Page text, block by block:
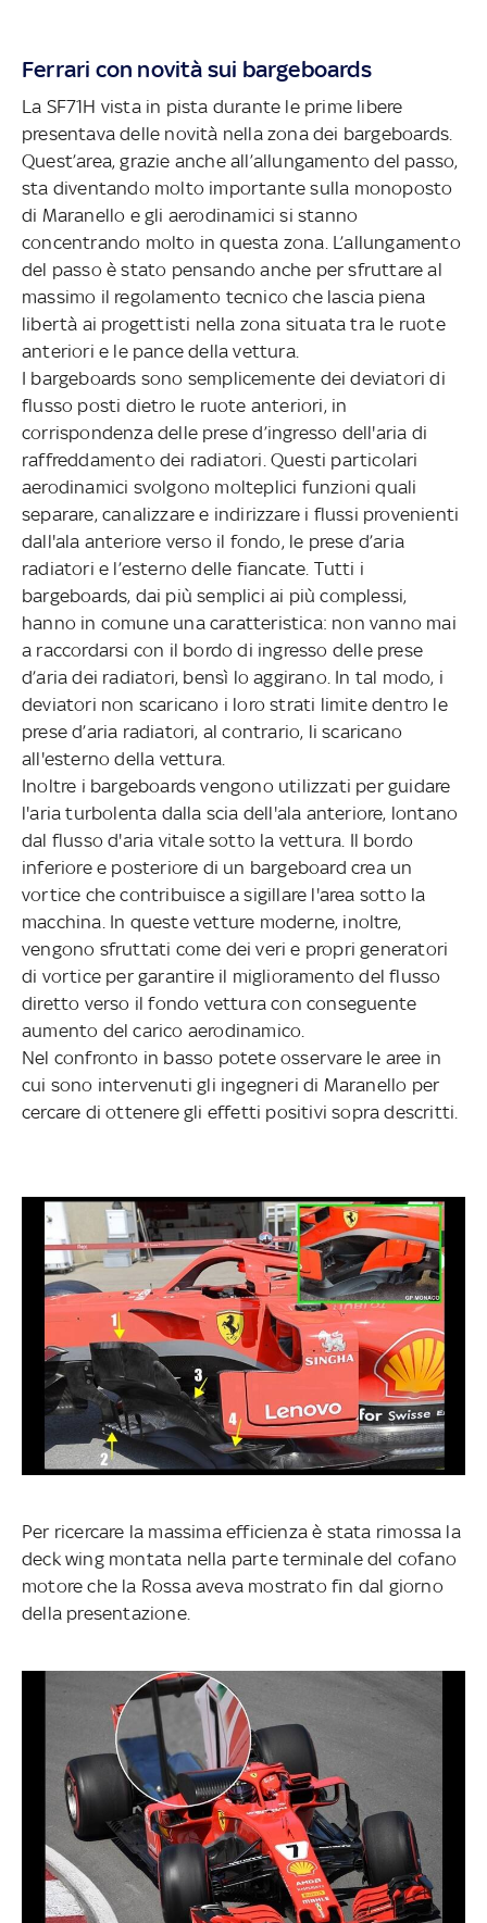
Ferrari con novità sui bargeboards
La SF71H vista in pista durante le prime libere
presentava delle novità nella zona dei bargeboards.
Quest’area, grazie anche all’allungamento del passo,
sta diventando molto importante sulla monoposto
di Maranello e gli aerodinamici si stanno
concentrando molto in questa zona. L’allungamento
del passo è stato pensando anche per sfruttare al
massimo il regolamento tecnico che lascia piena
libertà ai progettisti nella zona situata tra le ruote
anteriori e le pance della vettura.
I bargeboards sono semplicemente dei deviatori di
flusso posti dietro le ruote anteriori, in
corrispondenza delle prese d’ingresso dell'aria di
raffreddamento dei radiatori. Questi particolari
aerodinamici svolgono molteplici funzioni quali
separare, canalizzare e indirizzare i flussi provenienti
dall'ala anteriore verso il fondo, le prese d’aria
radiatori e l’esterno delle fiancate. Tutti i
bargeboards, dai più semplici ai più complessi,
hanno in comune una caratteristica: non vanno mai
a raccordarsi con il bordo di ingresso delle prese
d’aria dei radiatori, bensì lo aggirano. In tal modo, i
deviatori non scaricano i loro strati limite dentro le
prese d’aria radiatori, al contrario, li scaricano
all'esterno della vettura.
Inoltre i bargeboards vengono utilizzati per guidare
l'aria turbolenta dalla scia dell'ala anteriore, lontano
dal flusso d'aria vitale sotto la vettura. Il bordo
inferiore e posteriore di un bargeboard crea un
vortice che contribuisce a sigillare l'area sotto la
macchina. In queste vetture moderne, inoltre,
vengono sfruttati come dei veri e propri generatori
di vortice per garantire il miglioramento del flusso
diretto verso il fondo vettura con conseguente
aumento del carico aerodinamico.
Nel confronto in basso potete osservare le aree in
cui sono intervenuti gli ingegneri di Maranello per
cercare di ottenere gli effetti positivi sopra descritti.
Per ricercare la massima efficienza è stata rimossa la
deck wing montata nella parte terminale del cofano
motore che la Rossa aveva mostrato fin dal giorno
della presentazione.